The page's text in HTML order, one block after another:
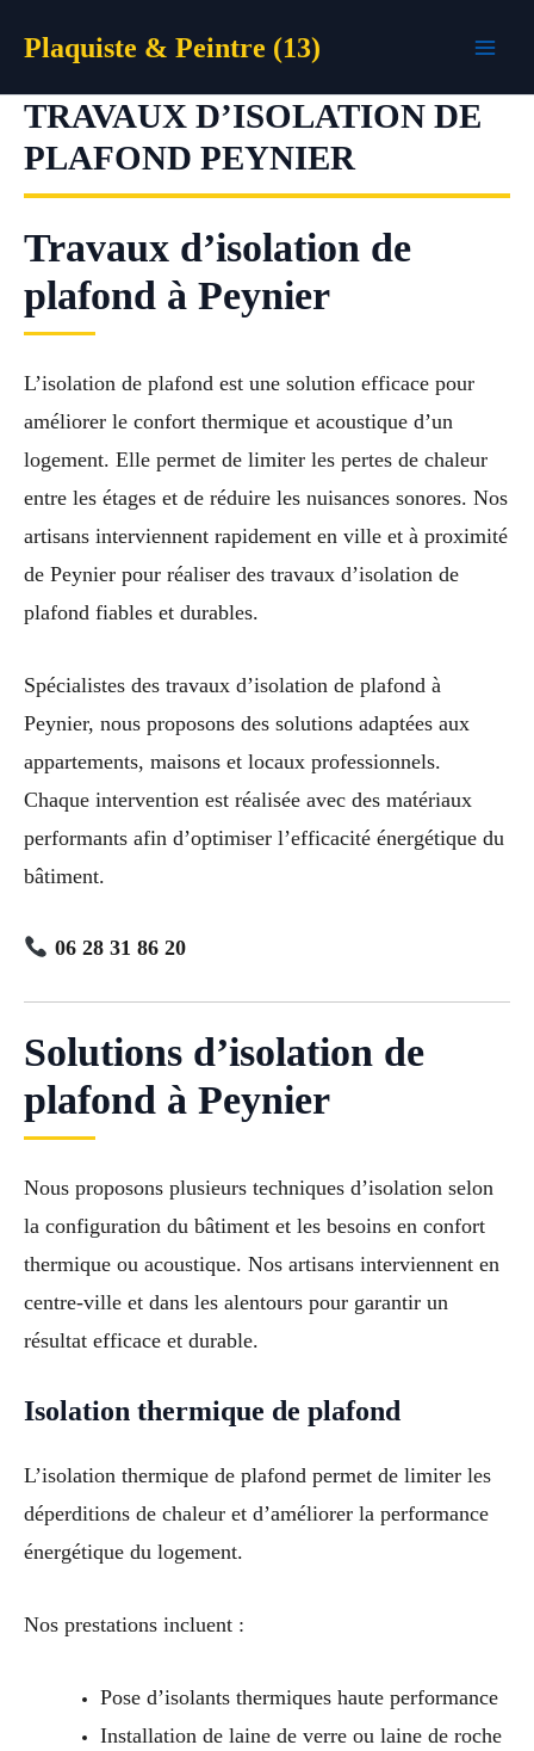
Plaquiste & Peintre (13)
TRAVAUX D’ISOLATION DE
PLAFOND PEYNIER
Travaux d’isolation de
plafond à Peynier
L’isolation de plafond est une solution efficace pour
améliorer le confort thermique et acoustique d’un
logement. Elle permet de limiter les pertes de chaleur
entre les étages et de réduire les nuisances sonores. Nos
artisans interviennent rapidement en ville et à proximité
de Peynier pour réaliser des travaux d’isolation de
plafond fiables et durables.
Spécialistes des travaux d’isolation de plafond à
Peynier, nous proposons des solutions adaptées aux
appartements, maisons et locaux professionnels.
Chaque intervention est réalisée avec des matériaux
performants afin d’optimiser l’efficacité énergétique du
bâtiment.
06 28 31 86 20
Solutions d’isolation de
plafond à Peynier
Nous proposons plusieurs techniques d’isolation selon
la configuration du bâtiment et les besoins en confort
thermique ou acoustique. Nos artisans interviennent en
centre-ville et dans les alentours pour garantir un
résultat efficace et durable.
Isolation thermique de plafond
L’isolation thermique de plafond permet de limiter les
déperditions de chaleur et d’améliorer la performance
énergétique du logement.
Nos prestations incluent :
Pose d’isolants thermiques haute performance
Installation de laine de verre ou laine de roche